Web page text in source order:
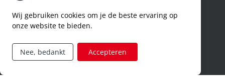
code of conduct
aanvraag rechten ivm privacy
Wij gebruiken cookies om je de beste ervaring op
onze website te bieden.
Nee, bedankt Accepteren